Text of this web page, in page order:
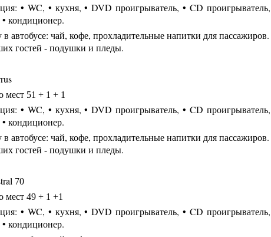
• WC, • кухня, • DVD проигрыватель, • CD
кондиционер.
в автобусе: чай, кофе, прохладительные напитки для пассажиров.
гостей - подушки и пледы.
мест 51 + 1 + 1
• WC, • кухня, • DVD проигрыватель, • CD
кондиционер.
в автобусе: чай, кофе, прохладительные напитки для пассажиров.
гостей - подушки и пледы.
70
мест 49 + 1 +1
• WC, • кухня, • DVD проигрыватель, • CD
кондиционер.